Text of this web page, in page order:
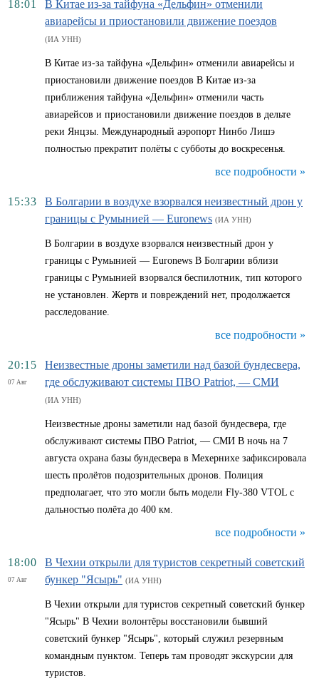
18:01
В Китае из-за тайфуна «Дельфин» отменили
авиарейсы и приостановили движение поездов
(ИА УНН)
В Китае из-за тайфуна «Дельфин» отменили авиарейсы и
приостановили движение поездов В Китае из-за
приближения тайфуна «Дельфин» отменили часть
авиарейсов и приостановили движение поездов в дельте
реки Янцзы. Международный аэропорт Нинбо Лишэ
полностью прекратит полёты с субботы до воскресенья.
все подробности »
15:33
В Болгарии в воздухе взорвался неизвестный дрон у
границы с Румынией — Euronews (ИА УНН)
В Болгарии в воздухе взорвался неизвестный дрон у
границы с Румынией — Euronews В Болгарии вблизи
границы с Румынией взорвался беспилотник, тип которого
не установлен. Жертв и повреждений нет, продолжается
расследование.
все подробности »
20:15
07 Авг
Неизвестные дроны заметили над базой бундесвера,
где обслуживают системы ПВО Patriot, — СМИ
(ИА УНН)
Неизвестные дроны заметили над базой бундесвера, где
обслуживают системы ПВО Patriot, — СМИ В ночь на 7
августа охрана базы бундесвера в Мехернихе зафиксировала
шесть пролётов подозрительных дронов. Полиция
предполагает, что это могли быть модели Fly-380 VTOL с
дальностью полёта до 400 км.
все подробности »
18:00
07 Авг
В Чехии открыли для туристов секретный советский
бункер "Ясырь" (ИА УНН)
В Чехии открыли для туристов секретный советский бункер
"Ясырь" В Чехии волонтёры восстановили бывший
советский бункер "Ясырь", который служил резервным
командным пунктом. Теперь там проводят экскурсии для
туристов.